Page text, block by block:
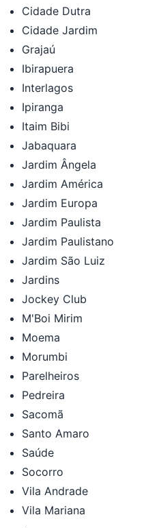
Cidade Dutra
Cidade Jardim
Grajaú
Ibirapuera
Interlagos
Ipiranga
Itaim Bibi
Jabaquara
Jardim Ângela
Jardim América
Jardim Europa
Jardim Paulista
Jardim Paulistano
Jardim São Luiz
Jardins
Jockey Club
M'Boi Mirim
Moema
Morumbi
Parelheiros
Pedreira
Sacomã
Santo Amaro
Saúde
Socorro
Vila Andrade
Vila Mariana